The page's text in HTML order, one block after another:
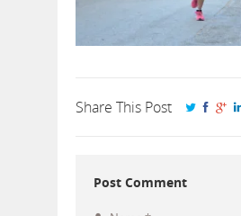
Share This Post
Post Comment